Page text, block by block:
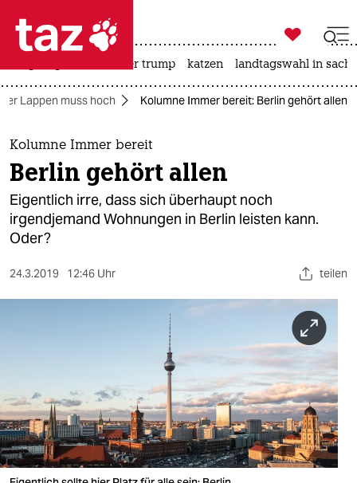
 taz zahl ich
taz zahl ich
themen
politik
öko
nord
wahrheit
verlag

taz zahl ich
usa unter trump katzen landtagswahl in
Lappen muss hoch Kolumne Immer bereit: Berlin gehört allen
Kolumne Immer bereit
Berlin gehört allen
Eigentlich irre, dass sich überhaupt noch
irgendjemand Wohnungen in Berlin leisten kann.
Oder?
24.3.2019 12:46 Uhr teilen